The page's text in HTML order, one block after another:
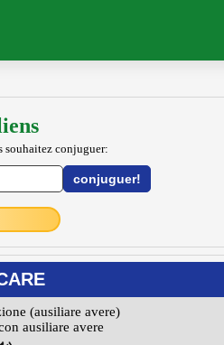
souhaitez conjuguer:
(ausiliare avere)
ausiliare avere